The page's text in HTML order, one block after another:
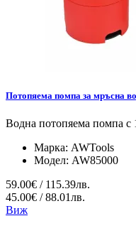
Потопяема помпа за мръсна
Водна потопяема помпа с
Марка: AWTools
Модел: AW85000
59.00€ / 115.39лв.
45.00€ / 88.01лв.
Виж